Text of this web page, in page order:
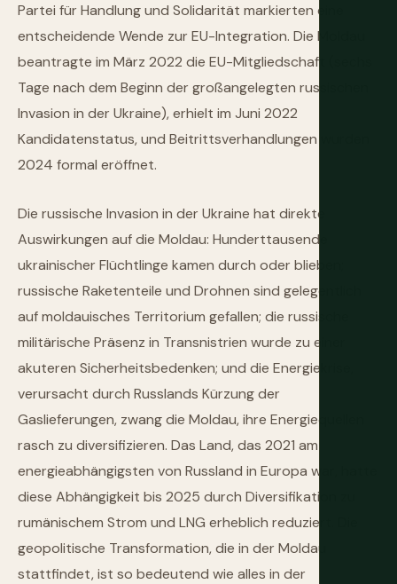
Partei für Handlung und Solidarität markierten eine
entscheidende Wende zur EU-Integration. Die Moldau
beantragte im März 2022 die EU-Mitgliedschaft (sechs
Tage nach dem Beginn der großangelegten russischen
Invasion in der Ukraine), erhielt im Juni 2022
Kandidatenstatus, und Beitrittsverhandlungen wurden
2024 formal eröffnet.
Die russische Invasion in der Ukraine hat direkte
Auswirkungen auf die Moldau: Hunderttausende
ukrainischer Flüchtlinge kamen durch oder blieben;
russische Raketenteile und Drohnen sind gelegentlich
auf moldauisches Territorium gefallen; die russische
militärische Präsenz in Transnistrien wurde zu einer
akuteren Sicherheitsbedenken; und die Energiekrise,
verursacht durch Russlands Kürzung der
Gaslieferungen, zwang die Moldau, ihre Energiequellen
rasch zu diversifizieren. Das Land, das 2021 am
energieabhängigsten von Russland in Europa war, hatte
diese Abhängigkeit bis 2025 durch Diversifikation zu
rumänischem Strom und LNG erheblich reduziert. Die
geopolitische Transformation, die in der Moldau
stattfindet, ist so bedeutend wie alles in der